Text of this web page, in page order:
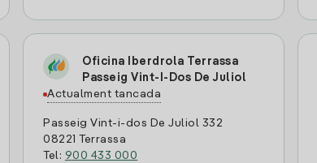
Oficina Iberdrola Terrassa
Passeig Vint-I-Dos De Juliol
Actualment tancada
Passeig Vint-i-dos De Juliol 332
08221 Terrassa
Tel: 900 433 000